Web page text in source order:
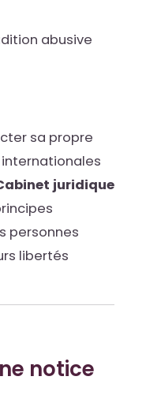
abusive
sa propre
juridique
personnes
libertés
notice